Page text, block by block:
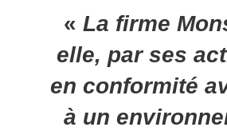
«La firme
elle, par ses
en conformité
à un